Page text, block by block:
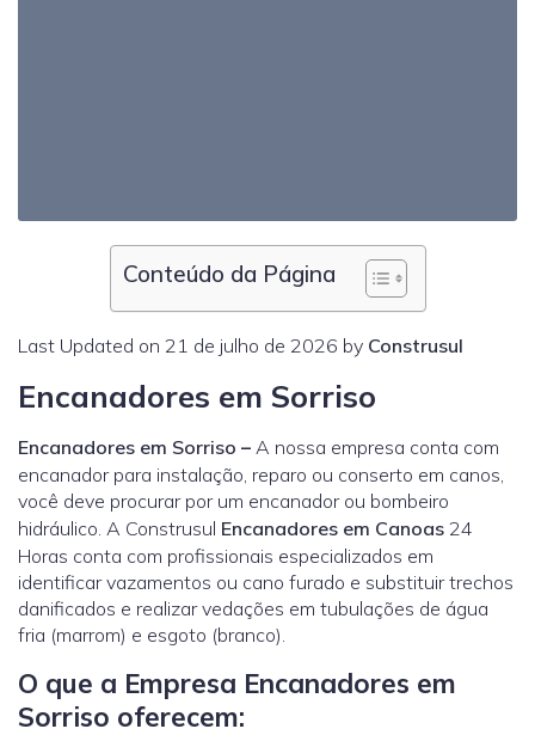
Conteúdo da Página
Last Updated on 21 de julho de 2026 by Construsul
Encanadores em Sorriso
Encanadores em Sorriso – A nossa empresa conta com
encanador para instalação, reparo ou conserto em canos,
você deve procurar por um encanador ou bombeiro
hidráulico. A Construsul Encanadores em Canoas 24
Horas conta com profissionais especializados em
identificar vazamentos ou cano furado e substituir trechos
danificados e realizar vedações em tubulações de água
fria (marrom) e esgoto (branco).
O que a Empresa Encanadores em
Sorriso oferecem: